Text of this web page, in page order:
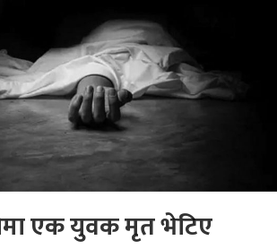
एक युवक मृत भेटिए